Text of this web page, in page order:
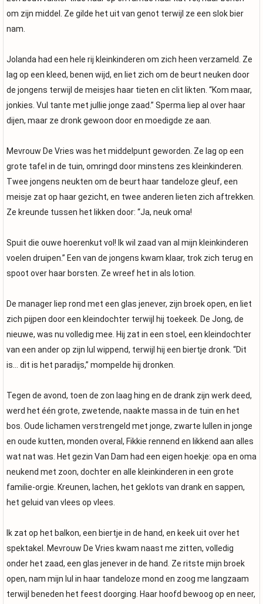
om zijn middel. Ze gilde het uit van genot terwijl ze een slok bier
nam.
Jolanda had een hele rij kleinkinderen om zich heen verzameld. Ze
lag op een kleed, benen wijd, en liet zich om de beurt neuken door
de jongens terwijl de meisjes haar tieten en clit likten. “Kom maar,
jonkies. Vul tante met jullie jonge zaad.” Sperma liep al over haar
dijen, maar ze dronk gewoon door en moedigde ze aan.
Mevrouw De Vries was het middelpunt geworden. Ze lag op een
grote tafel in de tuin, omringd door minstens zes kleinkinderen.
Twee jongens neukten om de beurt haar tandeloze gleuf, een
meisje zat op haar gezicht, en twee anderen lieten zich aftrekken.
Ze kreunde tussen het likken door: “Ja, neuk oma!
Spuit die ouwe hoerenkut vol! Ik wil zaad van al mijn kleinkinderen
voelen druipen.” Een van de jongens kwam klaar, trok zich terug en
spoot over haar borsten. Ze wreef het in als lotion.
De manager liep rond met een glas jenever, zijn broek open, en liet
zich pijpen door een kleindochter terwijl hij toekeek. De Jong, de
nieuwe, was nu volledig mee. Hij zat in een stoel, een kleindochter
van een ander op zijn lul wippend, terwijl hij een biertje dronk. “Dit
is… dit is het paradijs,” mompelde hij dronken.
Tegen de avond, toen de zon laag hing en de drank zijn werk deed,
werd het één grote, zwetende, naakte massa in de tuin en het
bos. Oude lichamen verstrengeld met jonge, zwarte lullen in jonge
en oude kutten, monden overal, Fikkie rennend en likkend aan alles
wat nat was. Het gezin Van Dam had een eigen hoekje: opa en oma
neukend met zoon, dochter en alle kleinkinderen in een grote
familie-orgie. Kreunen, lachen, het geklots van drank en sappen,
het geluid van vlees op vlees.
Ik zat op het balkon, een biertje in de hand, en keek uit over het
spektakel. Mevrouw De Vries kwam naast me zitten, volledig
onder het zaad, een glas jenever in de hand. Ze ritste mijn broek
open, nam mijn lul in haar tandeloze mond en zoog me langzaam
terwijl beneden het feest doorging. Haar hoofd bewoog op en neer,